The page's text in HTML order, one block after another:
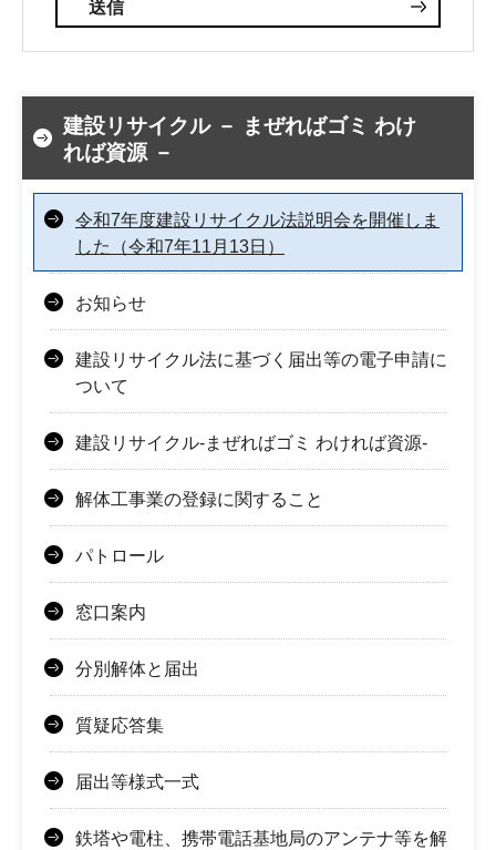
建設リサイクル － まぜればゴミ わけ
れば資源 －
令和7年度建設リサイクル法説明会を開催しま
した（令和7年11月13日）
お知らせ
建設リサイクル法に基づく届出等の電子申請に
ついて
建設リサイクル-まぜればゴミ わければ資源-
解体工事業の登録に関すること
パトロール
窓口案内
分別解体と届出
質疑応答集
届出等様式一式
鉄塔や電柱、携帯電話基地局のアンテナ等を解